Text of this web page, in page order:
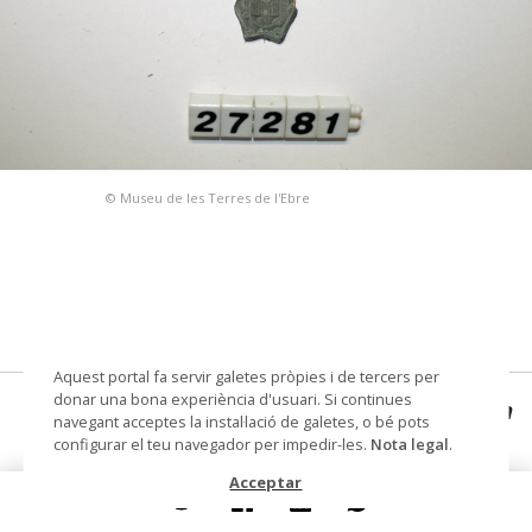
© Museu de les Terres de l'Ebre
segell Ajuntament d'Amposta Dipositaria
segell municipal
Aquest portal fa servir galetes pròpies i de tercers per
donar una bona experiència d'usuari. Si continues
navegant acceptes la instal·lació de galetes, o bé pots
configurar el teu navegador per impedir-les. Nota legal.
Acceptar